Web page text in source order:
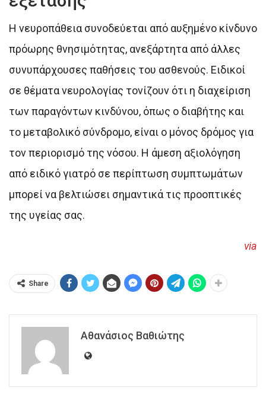
Η νευροπάθεια συνοδεύεται από αυξημένο κίνδυνο
πρόωρης θνησιμότητας, ανεξάρτητα από άλλες
συνυπάρχουσες παθήσεις του ασθενούς. Ειδικοί
σε θέματα νευρολογίας τονίζουν ότι η διαχείριση
των παραγόντων κινδύνου, όπως ο διαβήτης και
το μεταβολικό σύνδρομο, είναι ο μόνος δρόμος για
τον περιορισμό της νόσου. Η άμεση αξιολόγηση
από ειδικό γιατρό σε περίπτωση συμπτωμάτων
μπορεί να βελτιώσει σημαντικά τις προοπτικές
της υγείας σας.
via
Share
Αθανάσιος Βαθιώτης